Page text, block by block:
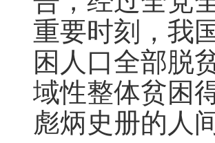
重要时刻，我
困人口全部脱
域性整体贫困
彪炳史册的人